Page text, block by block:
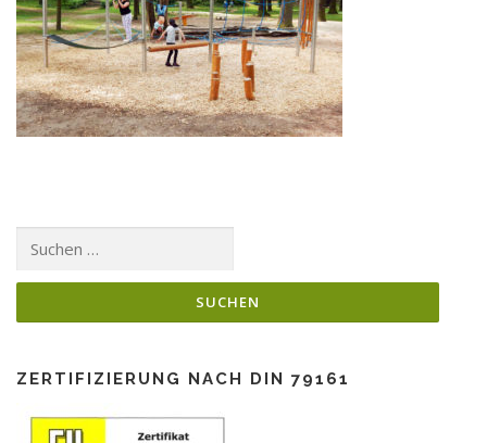
Suchen
ZERTIFIZIERUNG NACH DIN 79161